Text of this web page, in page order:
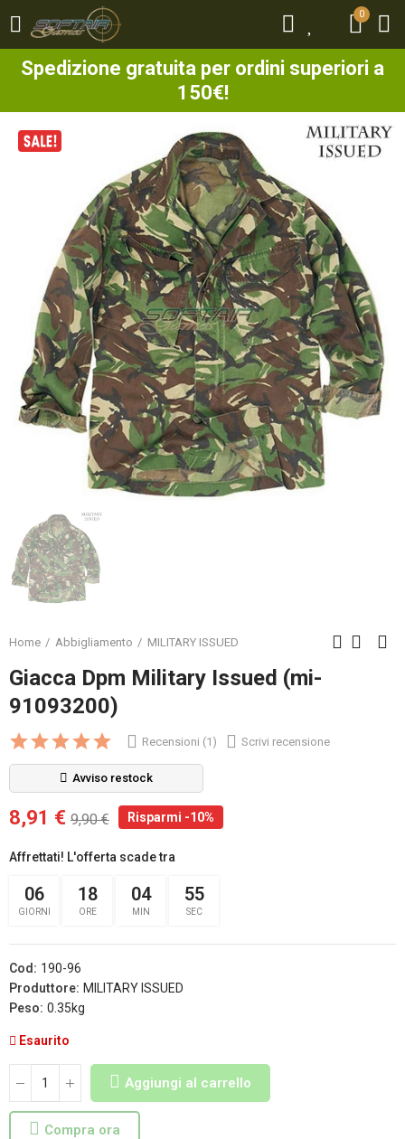
0
Spedizione gratuita per ordini superiori a
150€!
0
Home Abbigliamento MILITARY ISSUED
Giacca Dpm Military Issued (mi-
91093200)
Recensioni (1) Scrivi recensione
Avviso restock
8,91 € 9,90 € Risparmi -10%
Affrettati! L'offerta scade tra
06
GIORNI
18
ORE
04
MIN
54
SEC
Cod: 190-96
Produttore: MILITARY ISSUED
Peso: 0.35kg
Esaurito
Aggiungi al carrello
Compra ora